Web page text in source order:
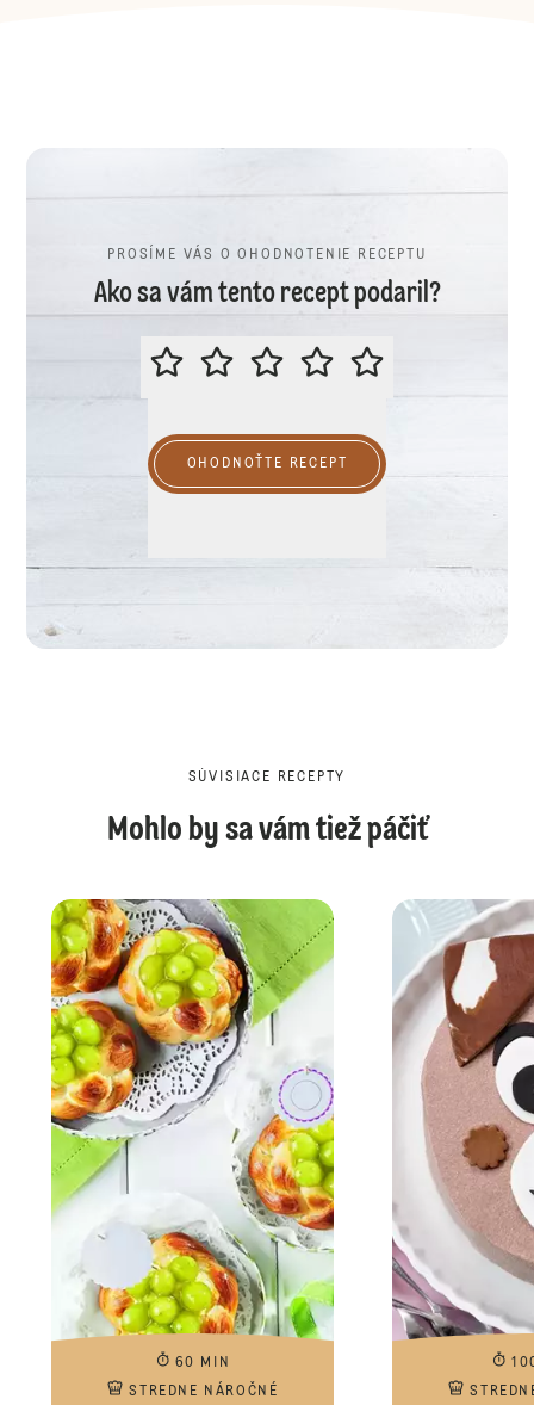
PROSÍME VÁS O OHODNOTENIE RECEPTU
Ako sa vám tento recept podaril?
PROSÍME VÁS O OHODNOTENIE
OHODNOŤTE RECEPT
SÚVISIACE RECEPTY
Mohlo by sa vám tiež páčiť
60 MIN
STREDNE NÁROČNÉ